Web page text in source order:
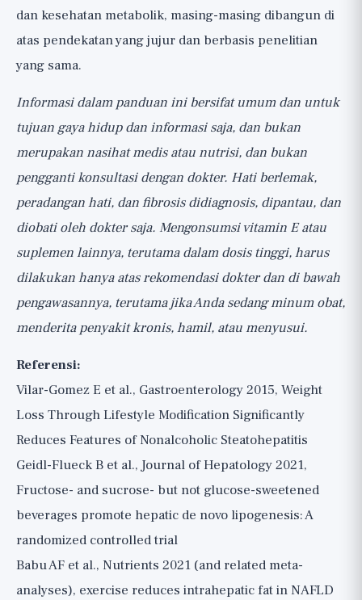
dan kesehatan metabolik, masing-masing dibangun di
atas pendekatan yang jujur dan berbasis penelitian
yang sama.
Informasi dalam panduan ini bersifat umum dan untuk
tujuan gaya hidup dan informasi saja, dan bukan
merupakan nasihat medis atau nutrisi, dan bukan
pengganti konsultasi dengan dokter. Hati berlemak,
peradangan hati, dan fibrosis didiagnosis, dipantau, dan
diobati oleh dokter saja. Mengonsumsi vitamin E atau
suplemen lainnya, terutama dalam dosis tinggi, harus
dilakukan hanya atas rekomendasi dokter dan di bawah
pengawasannya, terutama jika Anda sedang minum obat,
menderita penyakit kronis, hamil, atau menyusui.
Referensi:
Vilar-Gomez E et al., Gastroenterology 2015, Weight
Loss Through Lifestyle Modification Significantly
Reduces Features of Nonalcoholic Steatohepatitis
Geidl-Flueck B et al., Journal of Hepatology 2021,
Fructose- and sucrose- but not glucose-sweetened
beverages promote hepatic de novo lipogenesis: A
randomized controlled trial
Babu AF et al., Nutrients 2021 (and related meta-
analyses), exercise reduces intrahepatic fat in NAFLD